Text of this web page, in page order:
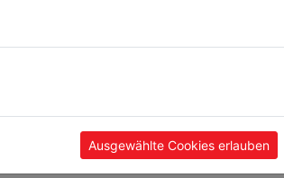
Ausgewählte Cookies erlauben